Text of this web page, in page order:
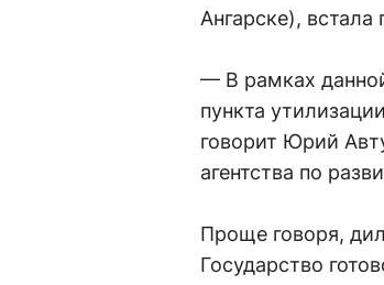
Ангарске),
— В рамках
пункта
говорит Юрий
агентства по
Проще говоря,
Государство